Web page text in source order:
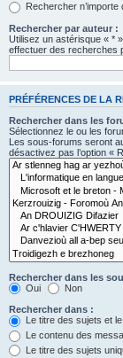
Rechercher
Rechercher par auteur :
Utilisez un astérisque « *
effectuer des recherches
PRÉFÉRENCES DE LA
Rechercher dans les
Sélectionnez le ou les
Les sous-forums seront
désactivez pas l’option «
Rechercher dans les
Oui
Non
Rechercher dans :
Le titre des sujets et
Le contenu des
Le titre des sujets